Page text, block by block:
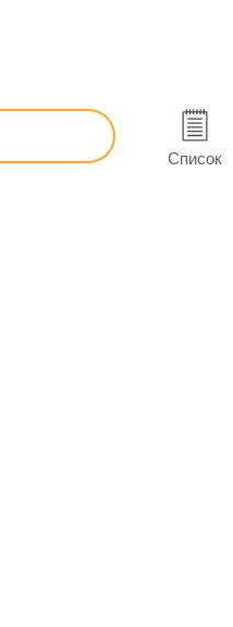
Список
Інші гомеопатичні препарати